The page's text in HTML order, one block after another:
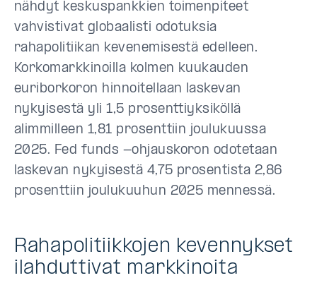
nähdyt keskuspankkien toimenpiteet
vahvistivat globaalisti odotuksia
rahapolitiikan kevenemisestä edelleen.
Korkomarkkinoilla kolmen kuukauden
euriborkoron hinnoitellaan laskevan
nykyisestä yli 1,5 prosenttiyksiköllä
alimmilleen 1,81 prosenttiin joulukuussa
2025. Fed funds -ohjauskoron odotetaan
laskevan nykyisestä 4,75 prosentista 2,86
prosenttiin joulukuuhun 2025 mennessä.
Rahapolitiikkojen kevennykset
ilahduttivat markkinoita